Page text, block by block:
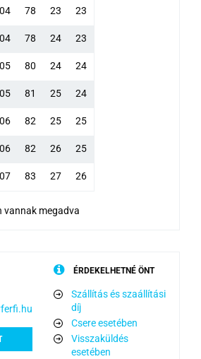
78 23 23
78 24 23
80 24 24
81 25 24
82 25 25
82 26 25
83 27 26
vannak megadva
ÉRDEKELHETNÉ ÖNT
Szállítás és szaállítási
díj
Csere esetében
Visszaküldés
esetében